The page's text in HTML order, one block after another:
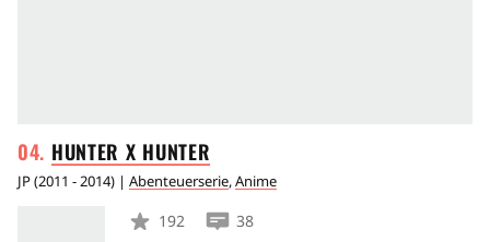
HUNTER X HUNTER
JP(2011 - 2014) | Abenteuerserie,Anime
192
38